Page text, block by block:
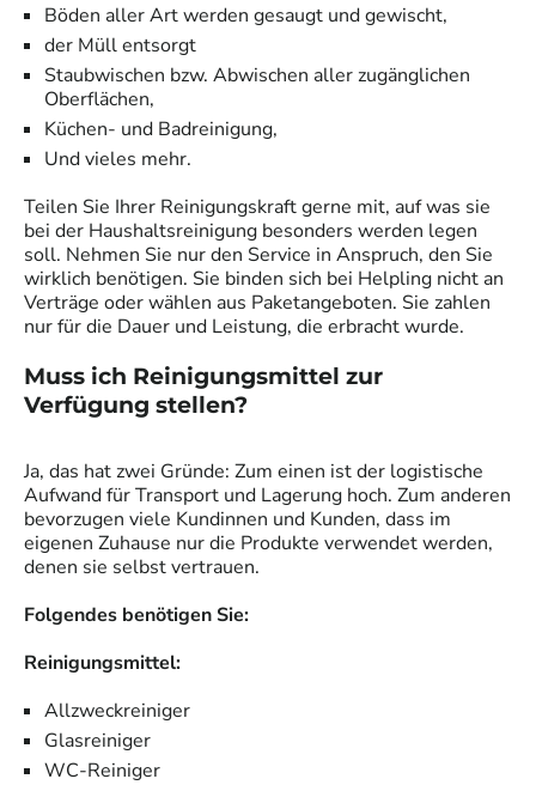
Böden aller Art werden gesaugt und gewischt,
der Müll entsorgt
Staubwischen bzw. Abwischen aller zugänglichen
Oberflächen,
Küchen- und Badreinigung,
Und vieles mehr.
Teilen Sie Ihrer Reinigungskraftgerne mit, auf was sie
bei der Haushaltsreinigung besonders werden legen
soll. Nehmen Sie nur den Service in Anspruch, den Sie
wirklich benötigen. Sie binden sich bei Helpling nicht an
Verträge oder wählen aus Paketangeboten. Sie zahlen
nur für die Dauer und Leistung, die erbracht wurde.
Muss ich Reinigungsmittel zur
Verfügung stellen?
Ja, das hat zwei Gründe: Zum einen ist der logistische
Aufwand für Transport und Lagerung hoch. Zum anderen
bevorzugen viele Kundinnen und Kunden, dass im
eigenen Zuhause nur die Produkte verwendet werden,
denen sie selbst vertrauen.
Folgendes benötigen Sie:
Reinigungsmittel:
Allzweckreiniger
Glasreiniger
WC-Reiniger